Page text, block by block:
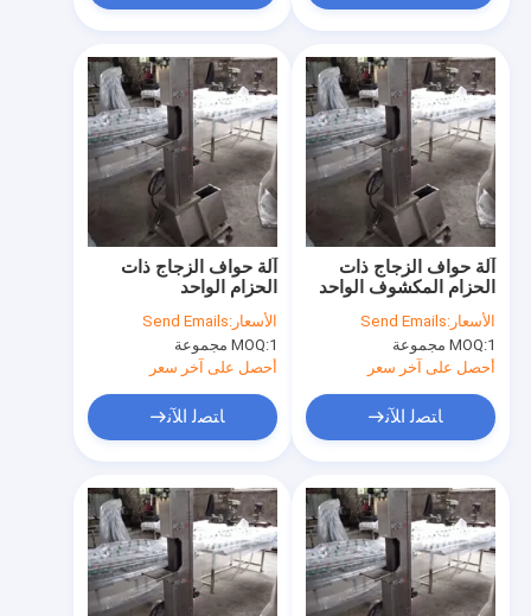
آلة حواف الزجاج ذات
الحزام الواحد
الأسعار:Send Emails
MOQ:1 مجموعة
أحصل على آخر سعر
ﺎﺘﺼﻟ ﺍﻶﻧ
آلة حواف الزجاج ذات
الحزام المكشوف الواحد
الأسعار:Send Emails
MOQ:1 مجموعة
أحصل على آخر سعر
ﺎﺘﺼﻟ ﺍﻶﻧ